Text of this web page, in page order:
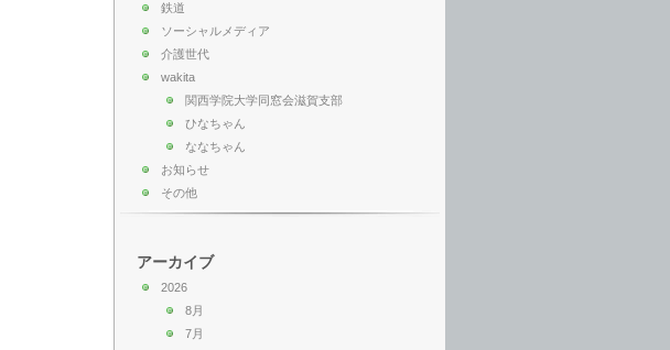
鉄道
ソーシャルメディア
介護世代
wakita
関西学院大学同窓会滋賀支部
ひなちゃん
ななちゃん
お知らせ
その他
アーカイブ
2026
8月
7月